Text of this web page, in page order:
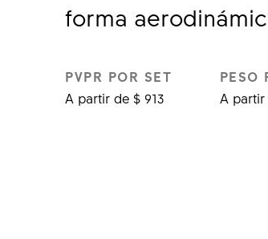
forma
PVPR POR SET
A partir de $ 913
PESO
A partir